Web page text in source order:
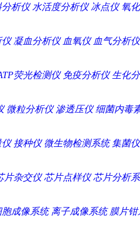
析仪 水活度分析仪 冰点仪 氧
仪 凝血分析仪 血氧仪 血气分析仪
荧光检测仪 免疫分析仪 生化
微粒分析仪 渗透压仪 细菌内毒
仪 接种仪 微生物检测系统 集菌仪
片杂交仪 芯片点样仪 芯片分析
胞成像系统 离子成像系统 膜片钳